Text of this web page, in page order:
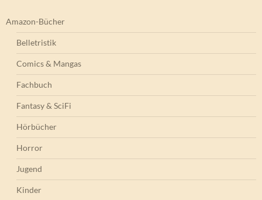
Amazon-Bücher
Belletristik
Comics & Mangas
Fachbuch
Fantasy & SciFi
Hörbücher
Horror
Jugend
Kinder